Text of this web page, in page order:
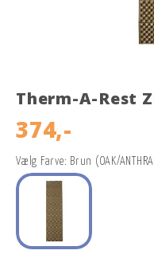
Therm-A-Rest
374,-
Vælg Farve: Brun (OAK/